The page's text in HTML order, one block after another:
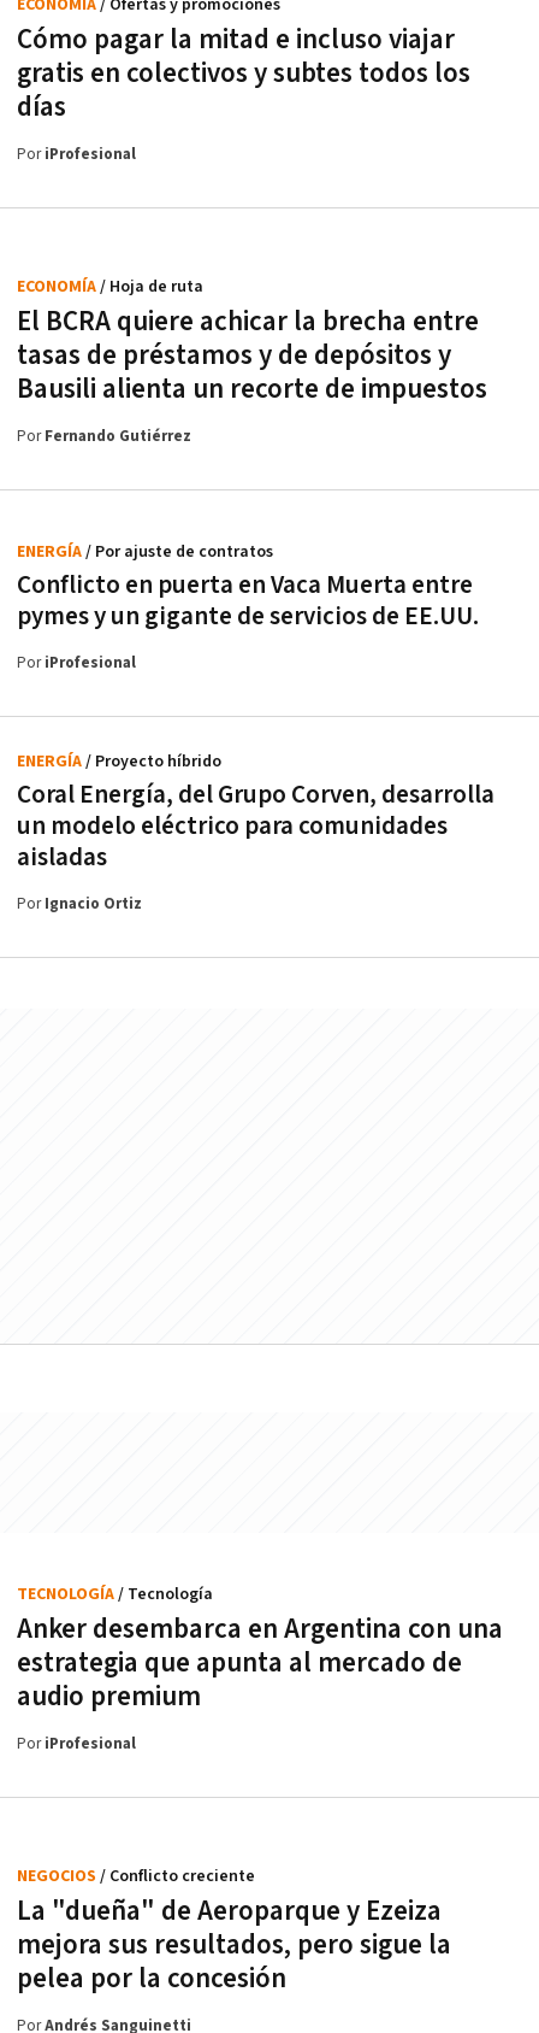
Cómo pagar la mitad e incluso viajar
gratis en colectivos y subtes todos los
días
ECONOMÍA/ Ofertas y promociones
PoriProfesional
El BCRA quiere achicar la brecha entre
tasas de préstamos y de depósitos y
Bausili alienta un recorte de impuestos
ECONOMÍA/ Hoja de ruta
PorFernando Gutiérrez
Conflicto en puerta en Vaca Muerta entre
pymes y un gigante de servicios de EE.UU.
ENERGÍA/ Por ajuste de contratos
PoriProfesional
Coral Energía, del Grupo Corven, desarrolla
un modelo eléctrico para comunidades
aisladas
ENERGÍA/ Proyecto híbrido
PorIgnacio Ortiz
Anker desembarca en Argentina con una
estrategia que apunta al mercado de
audio premium
TECNOLOGÍA/ Tecnología
PoriProfesional
La "dueña" de Aeroparque y Ezeiza
mejora sus resultados, pero sigue la
pelea por la concesión
NEGOCIOS / Conflicto creciente
PorAndrés Sanguinetti